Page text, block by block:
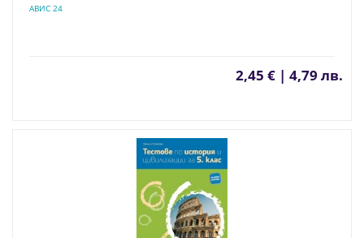
АВИС 24
2,45 € | 4,79 лв.